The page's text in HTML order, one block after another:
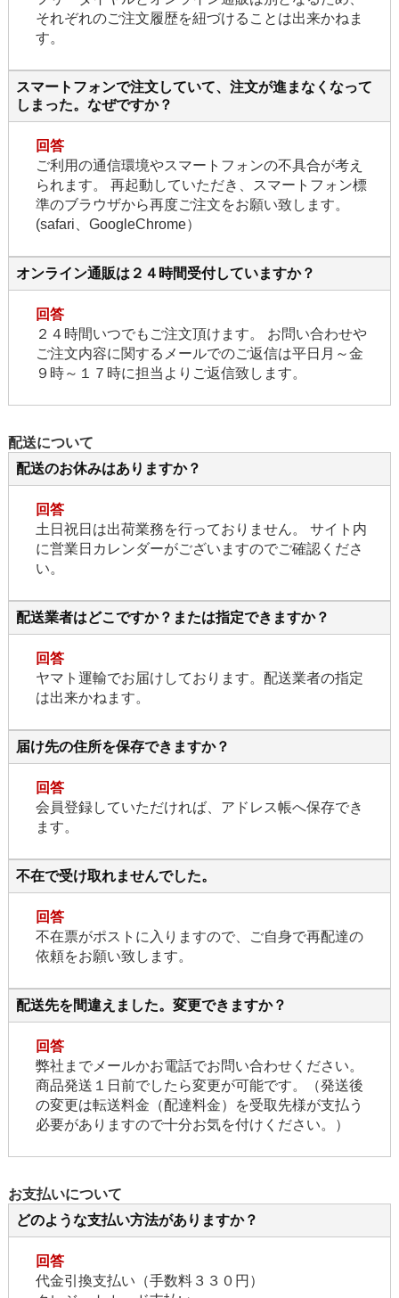
それぞれのご注文履歴を紐づけることは出来かねま
す。
スマートフォンで注文していて、注文が進まなくなって
しまった。なぜですか？
回答
ご利用の通信環境やスマートフォンの不具合が考え
られます。 再起動していただき、スマートフォン標
準のブラウザから再度ご注文をお願い致します。
(safari、GoogleChrome）
オンライン通販は２４時間受付していますか？
回答
２４時間いつでもご注文頂けます。 お問い合わせや
ご注文内容に関するメールでのご返信は平日月～金
９時～１７時に担当よりご返信致します。
配送について
配送のお休みはありますか？
回答
土日祝日は出荷業務を行っておりません。 サイト内
に営業日カレンダーがございますのでご確認くださ
い。
配送業者はどこですか？または指定できますか？
回答
ヤマト運輸でお届けしております。配送業者の指定
は出来かねます。
届け先の住所を保存できますか？
回答
会員登録していただければ、アドレス帳へ保存でき
ます。
不在で受け取れませんでした。
回答
不在票がポストに入りますので、ご自身で再配達の
依頼をお願い致します。
配送先を間違えました。変更できますか？
回答
弊社までメールかお電話でお問い合わせください。
商品発送１日前でしたら変更が可能です。（発送後
の変更は転送料金（配達料金）を受取先様が支払う
必要がありますので十分お気を付けください。）
お支払いについて
どのような支払い方法がありますか？
回答
代金引換支払い（手数料３３０円）